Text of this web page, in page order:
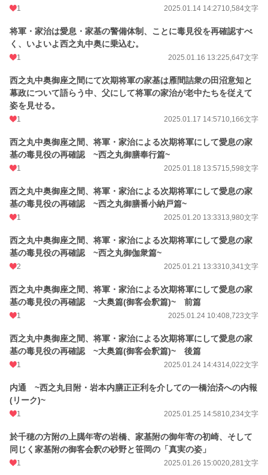
1 2025.01.14 14:2710,584文字
将軍・家治は愛息・家基の警備体制、ことに毒見役を再確認すべ
く、いよいよ西之丸中奥に乗込む。
1 2025.01.16 13:225,647文字
西之丸中奥御座之間にて次期将軍の家基は雁間詰衆の田沼意知と
幕政について語らう中、父にして将軍の家治が老中たちを従えて
姿を見せる。
1 2025.01.17 14:5710,166文字
西之丸中奥御座之間、将軍・家治による次期将軍にして愛息の家
基の毒見役の再確認 ~西之丸御膳奉行篇~
1 2025.01.18 13:5715,598文字
西之丸中奥御座之間、将軍・家治による次期将軍にして愛息の家
基の毒見役の再確認 ~西之丸御膳番小納戸篇~
1 2025.01.20 13:3313,980文字
西之丸中奥御座之間、将軍・家治による次期将軍にして愛息の家
基の毒見役の再確認 ~西之丸御伽衆篇~
2 2025.01.21 13:3310,341文字
西之丸中奥御座之間、将軍・家治による次期将軍にして愛息の家
基の毒見役の再確認 ~大奥篇(御客会釈篇)~ 前篇
1 2025.01.24 10:408,723文字
西之丸中奥御座之間、将軍・家治による次期将軍にして愛息の家
基の毒見役の再確認 ~大奥篇(御客会釈篇)~ 後篇
1 2025.01.24 14:4314,022文字
内通 ~西之丸目附・岩本内膳正正利を介しての一橋治済への内報
(リーク)~
1 2025.01.25 14:5810,234文字
於千穂の方附の上臈年寄の岩橋、家基附の御年寄の初崎、そして
同じく家基附の御客会釈の砂野と笹岡の「真実の姿」
1 2025.01.26 15:0020,281文字